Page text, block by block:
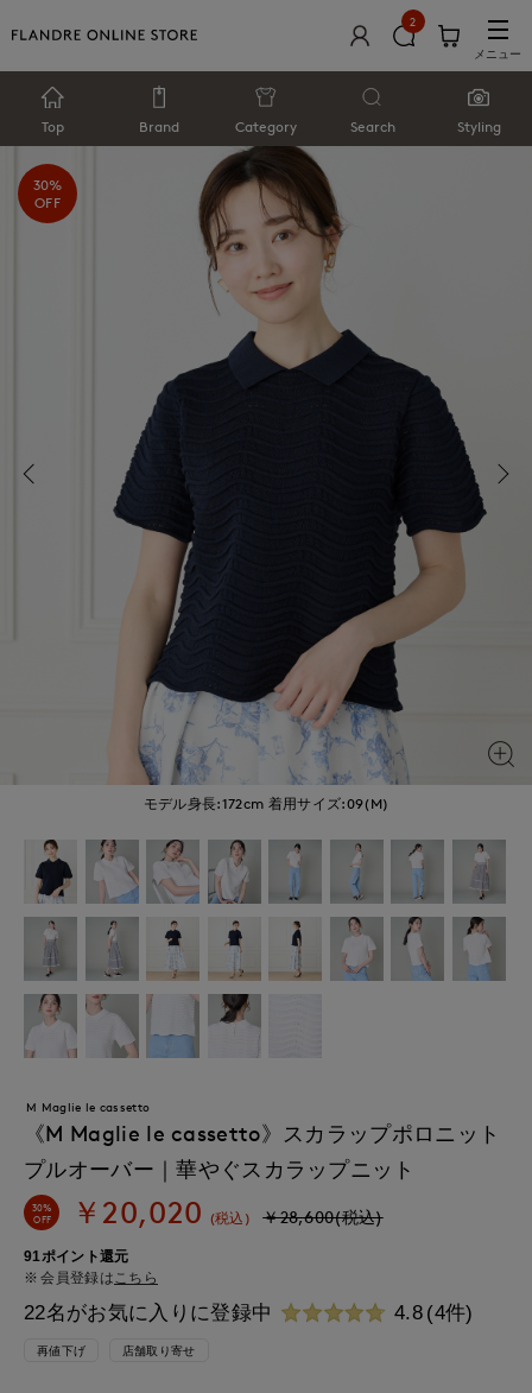
2
メニュー
Top Brand Category Search Styling
モデル身長:172cm 着用サイズ:09(M)
30%
OFF
M Maglie le cassetto
《M Maglie le cassetto》スカラップポロニット
プルオーバー｜華やぐスカラップニット
30%
OFF ￥20,020 (税込) ￥28,600(税込)
91ポイント還元
会員登録はこちら
22名がお気に入りに登録中 4.8 (4件)
再値下げ 店舗取り寄せ